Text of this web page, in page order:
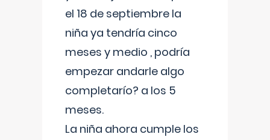
el 18 de septiembre la
niña ya tendría cinco
meses y medio , podría
empezar andarle algo
completarío? a los 5
meses.
La niña ahora cumple los